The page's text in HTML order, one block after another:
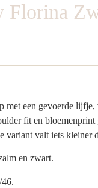
Florina
met een gevoerde lijfje,
fit en
variant valt iets kleiner
en zwart.